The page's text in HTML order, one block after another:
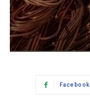
Facebook